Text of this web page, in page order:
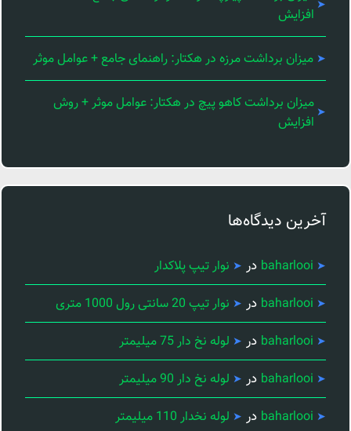
افزایش
میزان برداشت مرزه در هکتار: راهنمای جامع + عوامل موثر
میزان برداشت کاهو پیچ در هکتار: عوامل موثر + روش
افزایش
آخرین دیدگاه‌ها
baharlooi در
نوار تیپ پلاکدار
baharlooi در
نوار تیپ 20 سانتی رول 1000 متری
baharlooi در
لوله نخ دار 75 میلیمتر
baharlooi در
لوله نخ دار 90 میلیمتر
baharlooi در لوله نخدار 110 میلیمتر